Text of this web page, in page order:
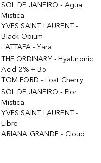
SOL DE JANEIRO - Agua
Mistica
YVES SAINT LAURENT -
Black Opium
LATTAFA - Yara
THE ORDINARY - Hyaluronic
Acid 2% + B5
TOM FORD - Lost Cherry
SOL DE JANEIRO - Flor
Mistica
YVES SAINT LAURENT -
Libre
ARIANA GRANDE - Cloud